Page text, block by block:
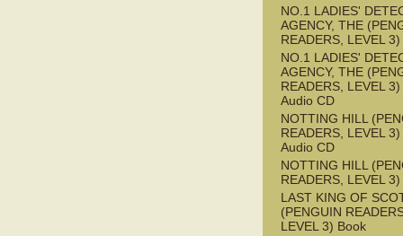
NO.1 LADIES'
AGENCY, THE
READERS, LEVEL
NO.1 LADIES'
AGENCY, THE
READERS, LEVEL
Audio CD
NOTTING HILL
READERS, LEVEL
Audio CD
NOTTING HILL
READERS, LEVEL
LAST KING OF
(PENGUIN
LEVEL 3) Book